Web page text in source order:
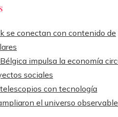
se conectan con contenido de
impulsa la economía
sociales
con tecnología
el universo observable